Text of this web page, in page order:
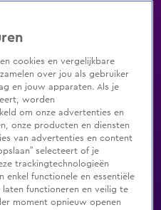
Zenders Genres
Shop
cookies en vergelijkbare
over jou als gebruiker
en jouw apparaten. Als je
worden
om onze advertenties en
onze producten en diensten
van advertenties en content
selecteert of je
trackingtechnologieën
enkel functionele en essentiële
functioneren en veilig te
moment opnieuw openen